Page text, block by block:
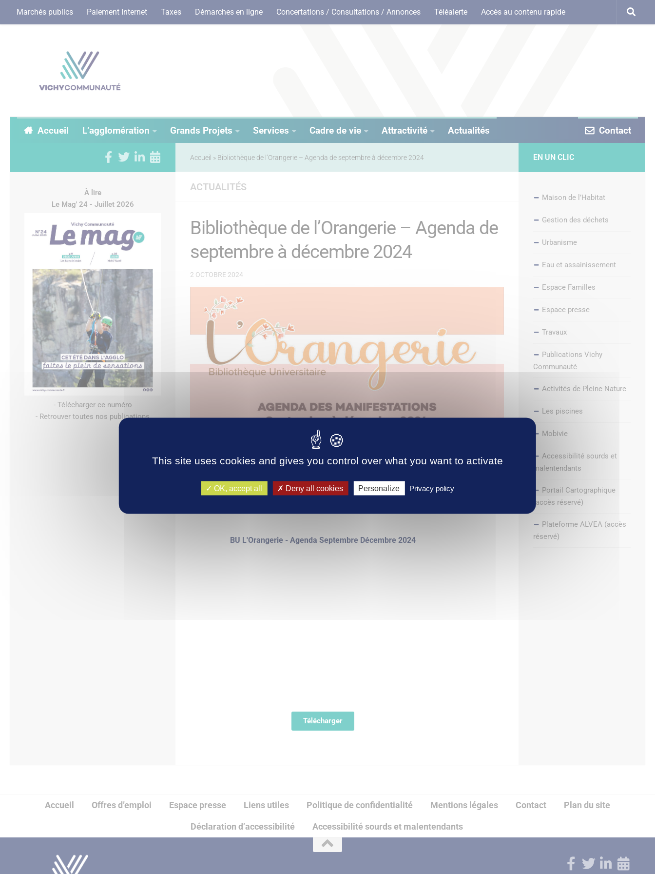
Marchés publics Paiement Internet Taxes Démarches en ligne Concertations / Consultations / Annonces Téléalerte Accès au contenu rapide
Accueil L’agglomération Grands Projets Services Cadre de vie Attractivité Actualités Contact
Accueil » Bibliothèque de l’Orangerie – Agenda de septembre à décembre 2024
ACTUALITÉS
Bibliothèque de l’Orangerie – Agenda de
septembre à décembre 2024
2 OCTOBRE 2024
L’Orangerie, médiathèque du Pôle Universitaire, organise une série
Rallye BD, concours photo, projections de films, soirées à thème…
BU L'Orangerie - Agenda Septembre Décembre 2024
Télécharger
PARTAGER
À lire
Le Mag' 24 - Juillet 2026
- Télécharger ce numéro
- Retrouver toutes nos publications
EN UN CLIC
Maison de l’Habitat
Gestion des déchets
Urbanisme
Eau et assainissement
Espace Familles
Espace presse
Travaux
Publications Vichy
Communauté
Activités de Pleine Nature
Les piscines
Mobivie
Accessibilité sourds et
malentendants
Portail Cartographique
(accès réservé)
Plateforme ALVEA (accès
réservé)
Accueil Offres d’emploi Espace presse Liens utiles Politique de confidentialité Mentions légales Contact Plan du site
Déclaration d’accessibilité Accessibilité sourds et malentendants
This site uses cookies and gives you control over what you want to activate
OK, accept all Deny all cookies Personalize Privacy policy